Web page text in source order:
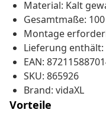
Material: Kalt
Gesamtmaße:
Montage
Lieferung enthält:
EAN:
SKU: 865926
Brand: vidaXL
Vorteile